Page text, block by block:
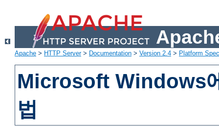
Apache > HTTP Server> Documentation > Version 2.4 > Platform
Microsoft Windows
법